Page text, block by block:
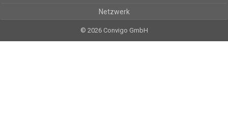
Netzwerk
© 2026 Convigo GmbH